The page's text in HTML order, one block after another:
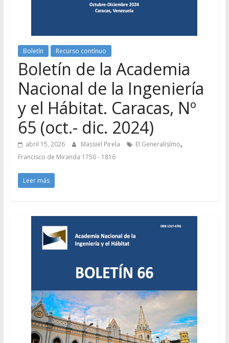
Boletín Recurso contínuo
Boletín de la Academia
Nacional de la Ingeniería
y el Hábitat. Caracas, Nº
65 (oct.- dic. 2024)
abril 15, 2026 Massiel Pirela El Generalisímo,
Francisco de Miranda 1750 - 1816
Leer más